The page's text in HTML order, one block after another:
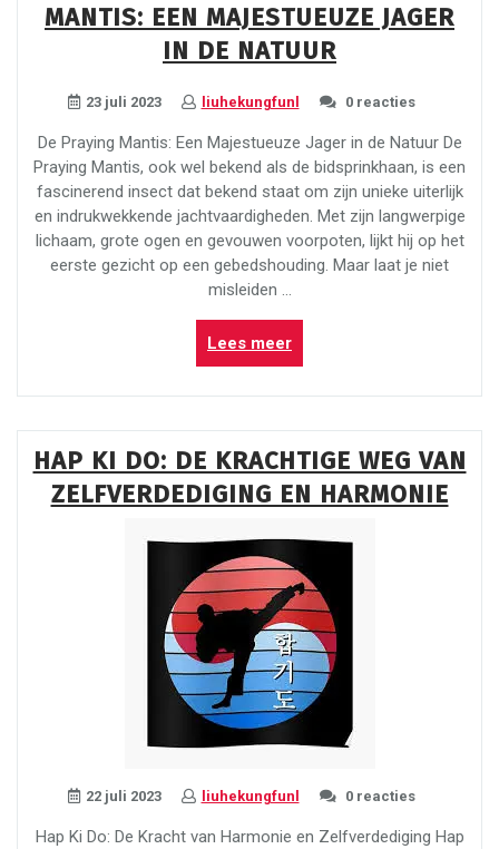
bij
Liu’s:
Een
Reis
naar
de
Chinese
Keuken”
MANTIS: EEN MAJESTUEUZE JAGER
IN DE NATUUR
23 juli 2023 liuhekungfunl 0 reacties
De Praying Mantis: Een Majestueuze Jager in de Natuur De
Praying Mantis, ook wel bekend als de bidsprinkhaan, is een
fascinerend insect dat bekend staat om zijn unieke uiterlijk
en indrukwekkende jachtvaardigheden. Met zijn langwerpige
lichaam, grote ogen en gevouwen voorpoten, lijkt hij op het
eerste gezicht op een gebedshouding. Maar laat je niet
misleiden …
Lees meer“De
Fascinerende
Praying
Majestueuze
Jager
de
Natuur”
HAP KI DO: DE KRACHTIGE WEG VAN
ZELFVERDEDIGING EN HARMONIE
22 juli 2023 liuhekungfunl 0 reacties
Hap Ki Do: De Kracht van Harmonie en Zelfverdediging Hap